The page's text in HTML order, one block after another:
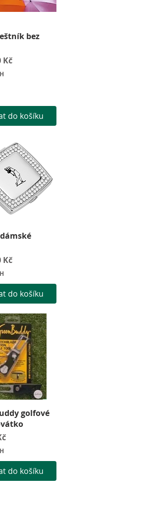
náhled
bez
Kč
do košíku
náhled
Kč
do košíku
náhled
golfové
do košíku